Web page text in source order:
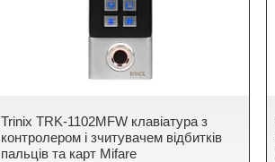
Trinix TRK-1102MFW клавіатура з
контролером і зчитувачем відбитків
пальців та карт Mifare